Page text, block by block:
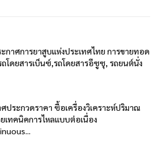
กาศการยาสูบแห่งประเทศไทย การขายทอด
โดยสารเบ็นซ์,รถโดยสารอีซูซุ, รถยนต์นั่ง
ประกวดราคา ซื้อเครื่องวิเคราะห์ปริมาณ
เทคนิคการไหลแบบต่อเนื่อง